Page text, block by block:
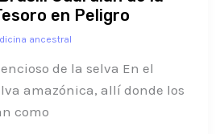
en Peligro
ancestral
de la selva En el
amazónica, allí donde los
como